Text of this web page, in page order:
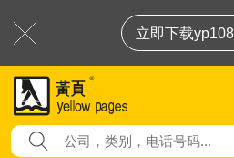
立即下载